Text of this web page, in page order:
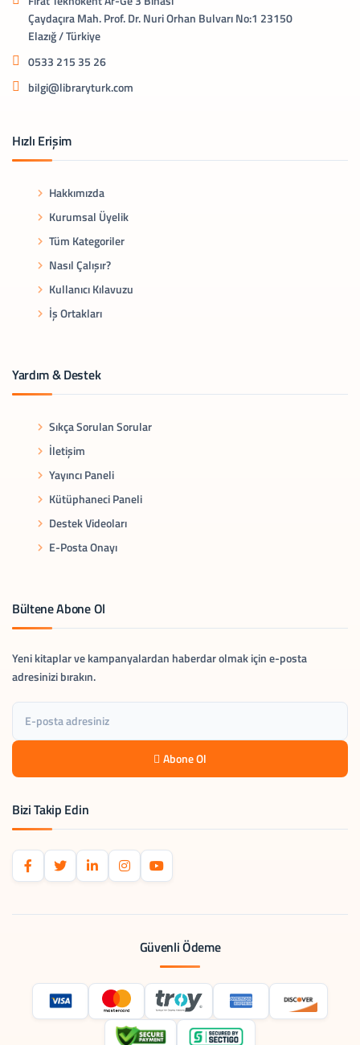
Çaydaçıra Mah. Prof. Dr. Nuri Orhan Bulvarı No:1 23150
Elazığ / Türkiye
0533 215 35 26
bilgi@libraryturk.com
Hızlı Erişim
Hakkımızda
Kurumsal Üyelik
Tüm Kategoriler
Nasıl Çalışır?
Kullanıcı Kılavuzu
İş Ortakları
Yardım & Destek
Sıkça Sorulan Sorular
İletişim
Yayıncı Paneli
Kütüphaneci Paneli
Destek Videoları
E-Posta Onayı
Bültene Abone Ol
Yeni kitaplar ve kampanyalardan haberdar olmak için e-posta
adresinizi bırakın.
Abone Ol
Bizi Takip Edin
Güvenli Ödeme